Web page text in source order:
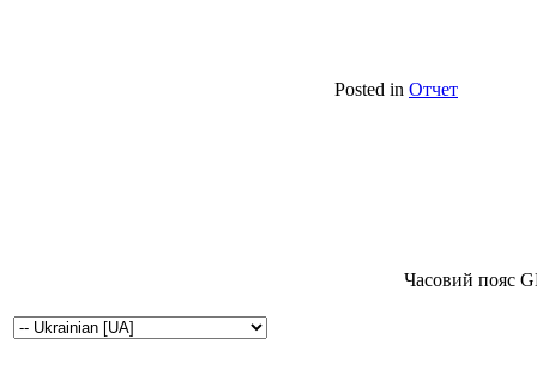
Posted in Отчет
Часовий пояс